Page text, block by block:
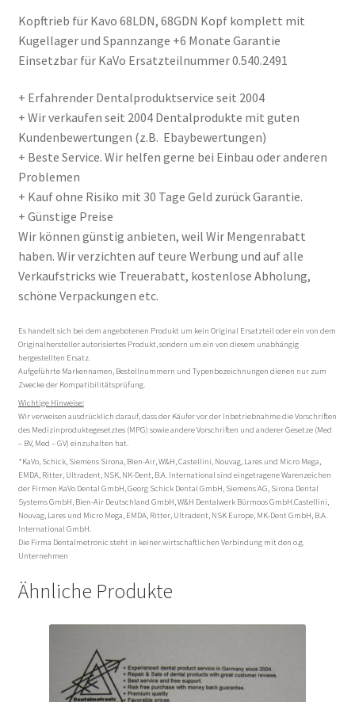
Kopftrieb für Kavo 68LDN, 68GDN Kopf komplett mit
Kugellager und Spannzange +6 Monate Garantie
Einsetzbar für KaVo Ersatzteilnummer 0.540.2491
+ Erfahrender Dentalproduktservice seit 2004
+ Wir verkaufen seit 2004 Dentalprodukte mit guten
Kundenbewertungen (z.B. Ebaybewertungen)
+ Beste Service. Wir helfen gerne bei Einbau oder anderen
Problemen
+ Kauf ohne Risiko mit 30 Tage Geld zurück Garantie.
+ Günstige Preise
Wir können günstig anbieten, weil Wir Mengenrabatt
haben. Wir verzichten auf teure Werbung und auf alle
Verkaufstricks wie Treuerabatt, kostenlose Abholung,
schöne Verpackungen etc.
Es handelt sich bei dem angebotenen Produkt um kein Original Ersatzteil oder ein von dem
Originalhersteller autorisiertes Produkt, sondern um ein von diesem unabhängig
hergestellten Ersatz.
Aufgeführte Markennamen, Bestellnummern und Typenbezeichnungen dienen nur zum
Zwecke der Kompatibilitätsprüfung.
Wichtige Hinweise:
Wir verweisen ausdrücklich darauf, dass der Käufer vor der Inbetriebnahme die Vorschriften
des Medizinproduktegesetztes (MPG) sowie andere Vorschriften und anderer Gesetze (Med
– BV, Med – GV) einzuhalten hat.
*KaVo, Schick, Siemens Sirona, Bien-Air, W&H, Castellini, Nouvag, Lares und Micro Mega,
EMDA, Ritter, Ultradent, NSK, NK-Dent, B.A. International sind eingetragene Warenzeichen
der Firmen KaVo Dental GmbH, Georg Schick Dental GmbH, Siemens AG, Sirona Dental
Systems GmbH, Bien-Air Deutschland GmbH, W&H Dentalwerk Bürmoos GmbH.Castellini,
Nouvag, Lares und Micro Mega, EMDA, Ritter, Ultradent, NSK Europe, MK-Dent GmbH, B.A.
International GmbH.
Die Firma Dentalmetronic steht in keiner wirtschaftlichen Verbindung mit den o.g.
Unternehmen
Ähnliche Produkte